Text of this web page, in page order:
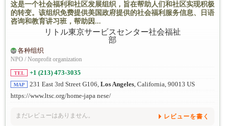
这是一个社会福利和社区发展组织，旨在帮助人们和社区实现积极
的转变。该组织免费提供美国政府提供的社会福利服务信息、日语
咨询和教育讲习班，帮助因...
各种组织
NPO / Nonprofit organization
TEL +1 (213) 473-3035
MAP 231 East 3rd Street G106, Los Angeles, California, 90013 US
https://www.ltsc.org/home-japa nese/
まだレビューはありません。 レビューを書く